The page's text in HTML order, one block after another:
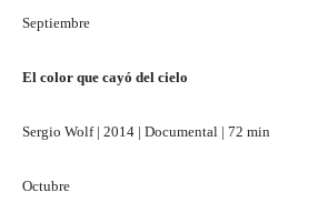
Septiembre
El color que cayó del cielo
Sergio Wolf | 2014 | Documental | 72 min
Octubre